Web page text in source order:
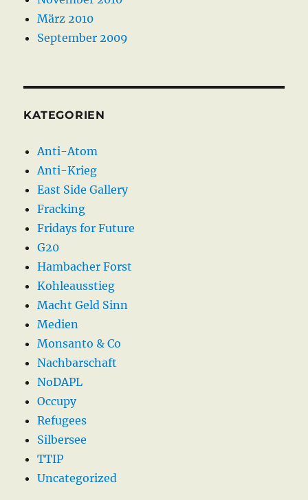
März 2010
September 2009
KATEGORIEN
Anti-Atom
Anti-Krieg
East Side Gallery
Fracking
Fridays for Future
G20
Hambacher Forst
Kohleausstieg
Macht Geld Sinn
Medien
Monsanto & Co
Nachbarschaft
NoDAPL
Occupy
Refugees
Silbersee
TTIP
Uncategorized